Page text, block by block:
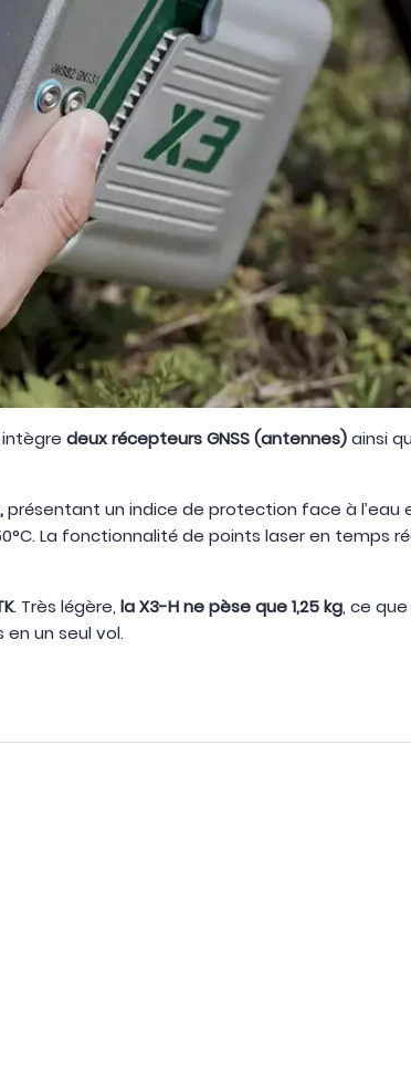
deux récepteurs GNSS (antennes)ainsi
présentant un indice de protection face à l’eau
La fonctionnalité de points laser en temps
. Très légère, la X3-H ne pèse que 1,25 kg, ce
un seul vol.